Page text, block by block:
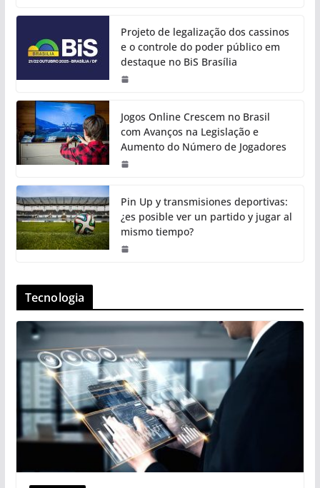
Projeto de legalização dos cassinos
e o controle do poder público em
destaque no BiS Brasília
Jogos Online Crescem no Brasil
com Avanços na Legislação e
Aumento do Número de Jogadores
Pin Up y transmisiones deportivas:
¿es posible ver un partido y jugar al
mismo tiempo?
Tecnologia